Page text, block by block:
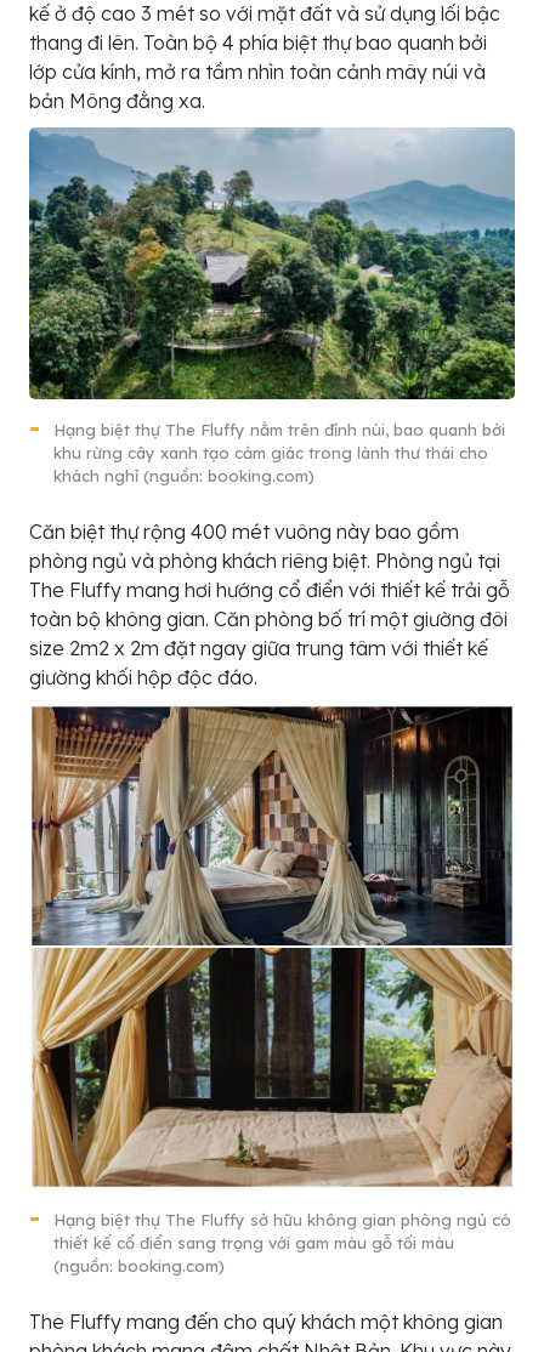
kế ở độ cao 3 mét so với mặt đất và sử dụng lối bậc
thang đi lên. Toàn bộ 4 phía biệt thự bao quanh bởi
lớp cửa kính, mở ra tầm nhìn toàn cảnh mây núi và
bản Mông đằng xa.
Hạng biệt thự The Fluffy nằm trên đỉnh núi, bao quanh bởi
khu rừng cây xanh tạo cảm giác trong lành thư thái cho
khách nghỉ (nguồn: booking.com)
Căn biệt thự rộng 400 mét vuông này bao gồm
phòng ngủ và phòng khách riêng biệt. Phòng ngủ tại
The Fluffy mang hơi hướng cổ điển với thiết kế trải gỗ
toàn bộ không gian. Căn phòng bố trí một giường đôi
size 2m2 x 2m đặt ngay giữa trung tâm với thiết kế
giường khối hộp độc đáo.
Hạng biệt thự The Fluffy sở hữu không gian phòng ngủ có
thiết kế cổ điển sang trọng với gam màu gỗ tối màu
(nguồn: booking.com)
The Fluffy mang đến cho quý khách một không gian